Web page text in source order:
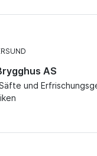
AS
und